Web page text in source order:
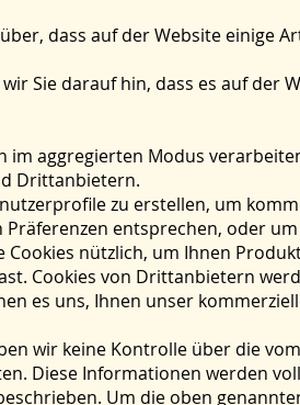
dass auf der Website einige
Sie darauf hin, dass es auf der
im aggregierten Modus
Drittanbietern.
zu erstellen, um
entsprechen, oder
nützlich, um Ihnen
Cookies von Drittanbietern
es uns, Ihnen unser
wir keine Kontrolle über die
Diese Informationen werden
Um die oben